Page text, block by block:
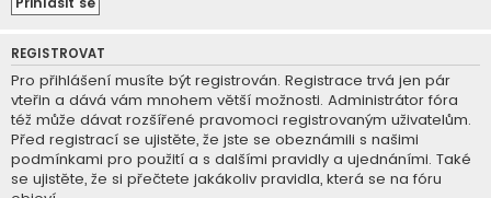
REGISTROVAT
Pro přihlášení musíte být registrován. Registrace trvá jen pár
vteřin a dává vám mnohem větší možnosti. Administrátor fóra
též může dávat rozšířené pravomoci registrovaným uživatelům.
Před registrací se ujistěte, že jste se obeznámili s našimi
podmínkami pro použití a s dalšími pravidly a ujednáními. Také
se ujistěte, že si přečtete jakákoliv pravidla, která se na fóru